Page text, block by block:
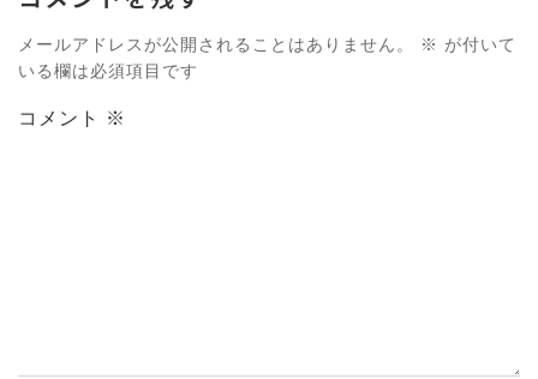
メールアドレスが公開されることはありません。 ※ が付いて
いる欄は必須項目です
コメント ※